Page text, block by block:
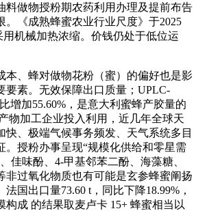
料做物授粉期农药利用办理及提前布告
。《成熟蜂蜜农业行业尺度》于2025
机械加热浓缩。价钱仍处于低位运
、蜂对做物花粉（蜜）的偏好也是影
要素。无效保障出口质量；UPLC-
增加55.60%，是意大利蜜蜂产胶量的
物加工企业投入利用，近几年全球天
快、极端气候事务频发、天气系统多目
。授粉办事呈现“规模化供给和零星需
佳味酚、4-甲基邻苯二酚、海藻糖、
非过氧化物质也有可能是玄参蜂蜜阐扬
国出口量73.60 t，同比下降18.99%，
构成 的结果取麦卢卡 15+ 蜂蜜相当以